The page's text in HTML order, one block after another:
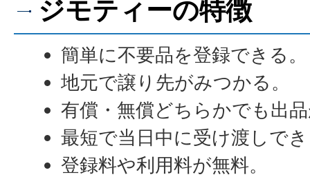
ジモティーの特徴
簡単に不要品を登録できる。
地元で譲り先がみつかる。
有償・無償どちらかでも出
最短で当日中に受け渡しで
登録料や利用料が無料。